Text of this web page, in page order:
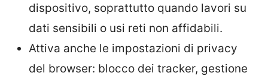
dispositivo, soprattutto quando lavori su
dati sensibili o usi reti non affidabili.
Attiva anche le impostazioni di privacy
del browser: blocco dei tracker, gestione